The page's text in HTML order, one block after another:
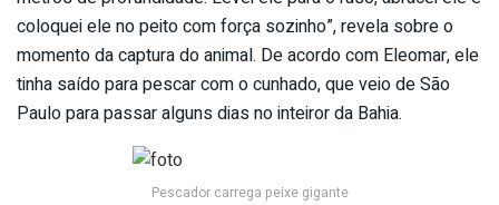
coloquei ele no peito com força sozinho”, revela sobre o
momento da captura do animal. De acordo com Eleomar, ele
tinha saído para pescar com o cunhado, que veio de São
Paulo para passar alguns dias no inteiror da Bahia.
Pescador carrega peixe gigante